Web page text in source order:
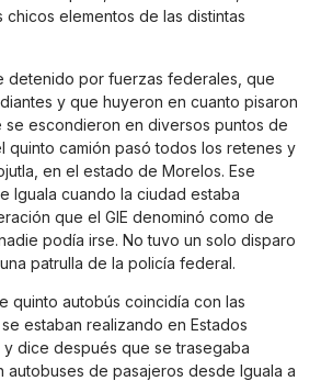
chicos elementos de las distintas
detenido por fuerzas federales, que
y que huyeron en cuanto pisaron
se escondieron en diversos puntos de
quinto camión pasó todos los retenes y
en el estado de Morelos. Ese
Iguala cuando la ciudad estaba
que el GIE denominó como de
podía irse. No tuvo un solo disparo
patrulla de la policía federal.
quinto autobús coincidía con las
estaban realizando en Estados
y dice después que se trasegaba
autobuses de pasajeros desde Iguala a